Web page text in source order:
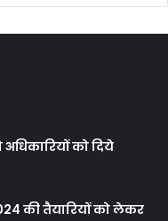
अधिकारियों को दिये
की तैयारियों को लेकर